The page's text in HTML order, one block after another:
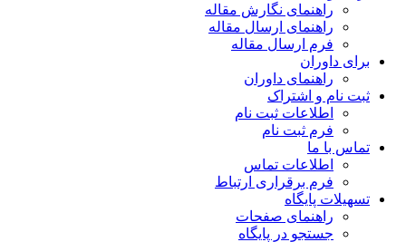
راهنمای نگارش مقاله
راهنمای ارسال مقاله
فرم ارسال مقاله
برای داوران
راهنمای داوران
ثبت نام و اشتراک
اطلاعات ثبت نام
فرم ثبت نام
تماس با ما
اطلاعات تماس
فرم برقراری ارتباط
تسهیلات پایگاه
راهنمای صفحات
جستجو در پایگاه